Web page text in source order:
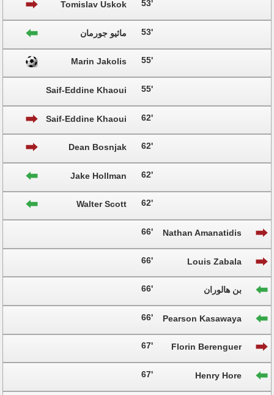
53'
Tomislav Uskok
53' ماثيو جورمان
55'
Marin Jakolis
55'
Saif-Eddine Khaoui
62'
Saif-Eddine Khaoui
62'
Dean Bosnjak
62'
Jake Hollman
62'
Walter Scott
Nathan Amanatidis
66'
Louis Zabala
66'
بن هالوران 66'
Pearson Kasawaya
66'
Florin Berenguer
67'
Henry Hore
67'